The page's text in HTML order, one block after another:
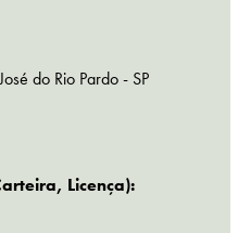
do Rio Pardo - SP
Licença):